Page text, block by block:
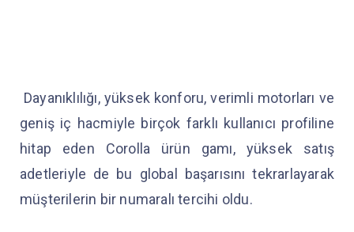
Dayanıklılığı, yüksek konforu, verimli motorları ve
geniş iç hacmiyle birçok farklı kullanıcı profiline
hitap eden Corolla ürün gamı, yüksek satış
adetleriyle de bu global başarısını tekrarlayarak
müşterilerin bir numaralı tercihi oldu.